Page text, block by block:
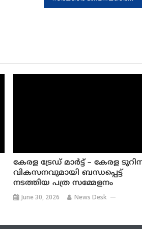
കേരള ട്രേഡ് മാര്‍ട്ട് – കേരള
വികസനവുമായി ബന്ധപ്പെട്ട്
നടത്തിയ പത്ര സമ്മേളനം
June 30, 2026 News Desk